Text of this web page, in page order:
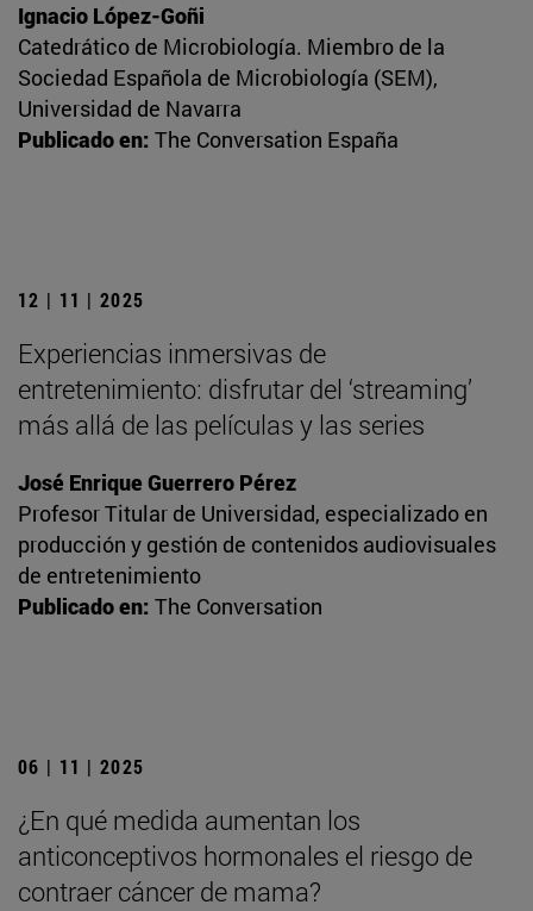
Ignacio López-Goñi
Catedrático de Microbiología. Miembro de la
Sociedad Española de Microbiología (SEM),
Universidad de Navarra
Publicado en: The Conversation España
12 | 11 | 2025
Experiencias inmersivas de
entretenimiento: disfrutar del ‘streaming’
más allá de las películas y las series
José Enrique Guerrero Pérez
Profesor Titular de Universidad, especializado en
producción y gestión de contenidos audiovisuales
de entretenimiento
Publicado en: The Conversation
06 | 11 | 2025
¿En qué medida aumentan los
anticonceptivos hormonales el riesgo de
contraer cáncer de mama?